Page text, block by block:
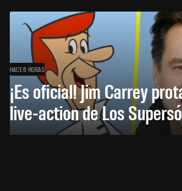
HACE 6 HORAS
¡Es oficial! Jim Carrey
live-action de Los